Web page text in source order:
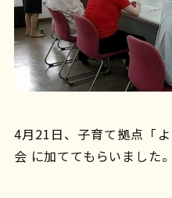
4月21日、子育て拠点「
会 に加ててもらいました。